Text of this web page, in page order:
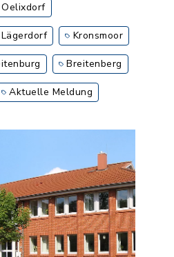
Oelixdorf
Lägerdorf Kronsmoor
Breitenberg
Aktuelle Meldung